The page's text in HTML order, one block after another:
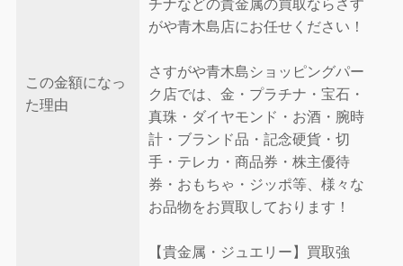
この金額になっ
た理由
チナなどの貴金属の買取ならさす
がや青木島店にお任せください！
さすがや青木島ショッピングパー
ク店では、金・プラチナ・宝石・
真珠・ダイヤモンド・お酒・腕時
計・ブランド品・記念硬貨・切
手・テレカ・商品券・株主優待
券・おもちゃ・ジッポ等、様々な
お品物をお買取しております！
【貴金属・ジュエリー】買取強